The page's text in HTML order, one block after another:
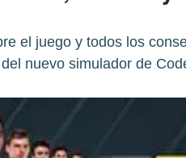
el juego y todos los
nuevo simulador de